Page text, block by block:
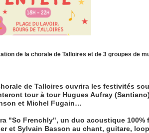
de la chorale de Talloires et de 3 groupes de
de Talloires ouvrira les festivités
tour à tour Hugues Aufray
et Michel Fugain…
"So Frenchly", un duo acoustique 100%
et Sylvain Basson au chant, guitare,